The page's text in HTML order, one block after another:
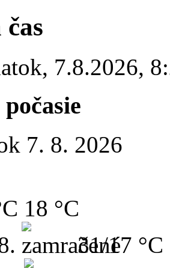
, 7.8.2026,
7. 8. 2026
18 °C
31/17 °C